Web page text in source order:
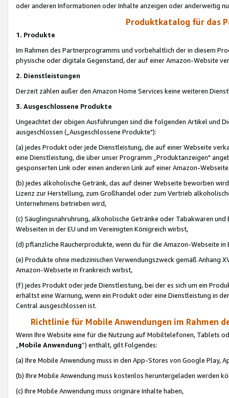
oder anderen Informationen oder Inhalte anzeigen oder anderweitig
Produktkatalog für das
1. Produkte
Im Rahmen des Partnerprogramms und vorbehaltlich der in diesem
physische oder digitale Gegenstand, der auf einer Amazon-Website
2. Dienstleistungen
Derzeit zählen außer den Amazon Home Services keine weiteren
3. Ausgeschlossene Produkte
Ungeachtet der obigen Ausführungen sind die folgenden Artikel und
ausgeschlossen („Ausgeschlossene Produkte"):
(a) jedes Produkt oder jede Dienstleistung, die auf einer Webseite
eine Dienstleistung, die über unser Programm „Produktanzeigen"
gesponserten Link oder einen anderen Link auf einer Amazon-
(b) jedes alkoholische Getränk, das auf deiner Webseite beworben
Lizenz zur Herstellung, zum Großhandel oder zum Vertrieb
Unternehmens betrieben wird,
(c) Säuglingsnahruhrung, alkoholische Getränke oder Tabakwaren
Webseiten in der EU und im Vereinigten Königreich wirbst,
(d) pflanzliche Raucherprodukte, wenn du für die Amazon-Webseite in
(e) Produkte ohne medizinischen Verwendungszweck gemäß Anhang
Amazon-Webseite in Frankreich wirbst,
(f) jedes Produkt oder jede Dienstleistung, bei der es sich um ein
erhältst eine Warnung, wenn ein Produkt oder eine Dienstleistung in
Central ausgeschlossen ist.
Richtlinie für Mobile Anwendungen im Rahmen
Wenn Ihre Website eine für die Nutzung auf Mobiltelefonen, Tablets
„Mobile Anwendung“) enthält, gilt Folgendes:
(a) Ihre Mobile Anwendung muss in den App-Stores von Google Play,
(b) Ihre Mobile Anwendung muss kostenlos heruntergeladen werden
(c) Ihre Mobile Anwendung muss originäre Inhalte haben,